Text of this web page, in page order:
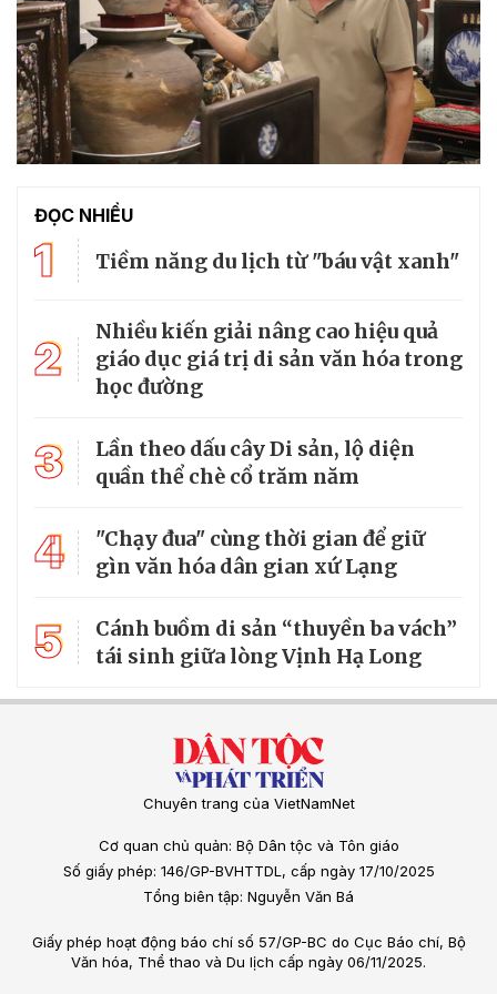
ĐỌC NHIỀU
1 Tiềm năng du lịch từ "báu vật xanh"
2
Nhiều kiến giải nâng cao hiệu quả
giáo dục giá trị di sản văn hóa trong
học đường
3
Lần theo dấu cây Di sản, lộ diện
quần thể chè cổ trăm năm
4
"Chạy đua" cùng thời gian để giữ
gìn văn hóa dân gian xứ Lạng
5
Cánh buồm di sản “thuyền ba vách”
tái sinh giữa lòng Vịnh Hạ Long
Chuyên trang của VietNamNet
Cơ quan chủ quản: Bộ Dân tộc và Tôn giáo
Số giấy phép: 146/GP-BVHTTDL, cấp ngày 17/10/2025
Tổng biên tập: Nguyễn Văn Bá
Giấy phép hoạt động báo chí số 57/GP-BC do Cục Báo chí, Bộ
Văn hóa, Thể thao và Du lịch cấp ngày 06/11/2025.